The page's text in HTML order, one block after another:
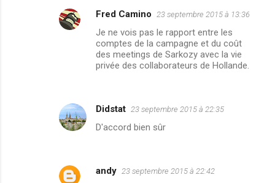
Fred Camino 23 septembre 2015 à 13:36
Je ne vois pas le rapport entre les
comptes de la campagne et du coût
des meetings de Sarkozy avec la vie
privée des collaborateurs de Hollande.
Didstat 23 septembre 2015 à 22:35
D'accord bien sûr
andy 23 septembre 2015 à 22:42